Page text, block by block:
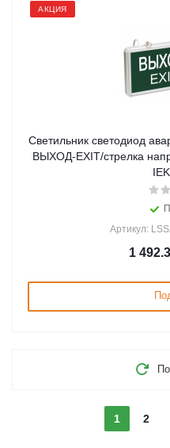
АКЦИЯ
Светильник светодиод
ВЫХОД-EXIT/стрелка
Артикул:
1
1 2